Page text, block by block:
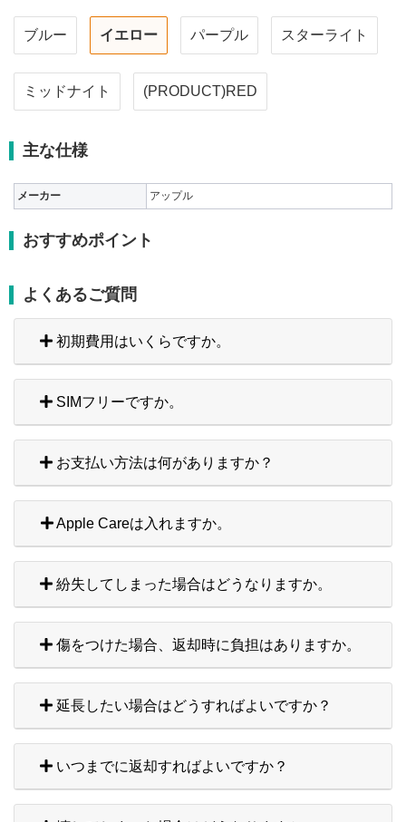
ブルー イエロー パープル スターライト
ミッドナイト (PRODUCT)RED
主な仕様
メーカー アップル
おすすめポイント
よくあるご質問
初期費用はいくらですか。
SIMフリーですか。
お支払い方法は何がありますか？
Apple Careは入れますか。
紛失してしまった場合はどうなりますか。
傷をつけた場合、返却時に負担はありますか。
延長したい場合はどうすればよいですか？
いつまでに返却すればよいですか？